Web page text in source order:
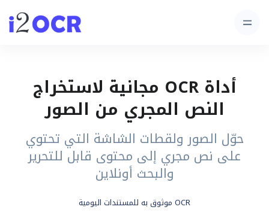
أداة OCR مجانية لاستخراج
النص المجري من الصور
حوّل الصور ولقطات الشاشة التي تحتوي
على نص مجري إلى محتوى قابل للتحرير
والبحث أونلاين
OCR موثوق به للمستندات اليومية